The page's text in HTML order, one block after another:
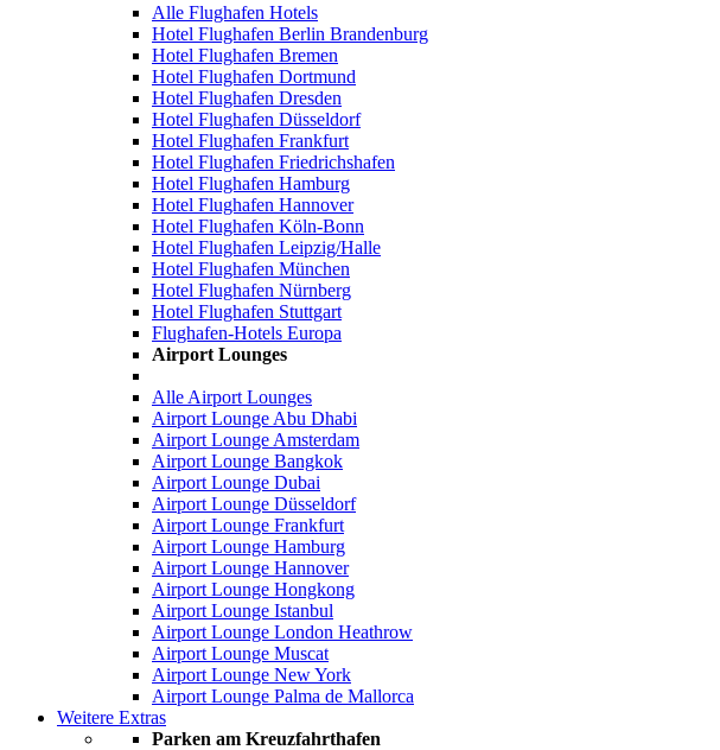
Alle Flughafen Hotels
Hotel Flughafen Berlin Brandenburg
Hotel Flughafen Bremen
Hotel Flughafen Dortmund
Hotel Flughafen Dresden
Hotel Flughafen Düsseldorf
Hotel Flughafen Frankfurt
Hotel Flughafen Friedrichshafen
Hotel Flughafen Hamburg
Hotel Flughafen Hannover
Hotel Flughafen Köln-Bonn
Hotel Flughafen Leipzig/Halle
Hotel Flughafen München
Hotel Flughafen Nürnberg
Hotel Flughafen Stuttgart
Flughafen-Hotels Europa
Airport Lounges
Alle Airport Lounges
Airport Lounge Abu Dhabi
Airport Lounge Amsterdam
Airport Lounge Bangkok
Airport Lounge Dubai
Airport Lounge Düsseldorf
Airport Lounge Frankfurt
Airport Lounge Hamburg
Airport Lounge Hannover
Airport Lounge Hongkong
Airport Lounge Istanbul
Airport Lounge London Heathrow
Airport Lounge Muscat
Airport Lounge New York
Airport Lounge Palma de Mallorca
Weitere Extras
Parken am Kreuzfahrthafen